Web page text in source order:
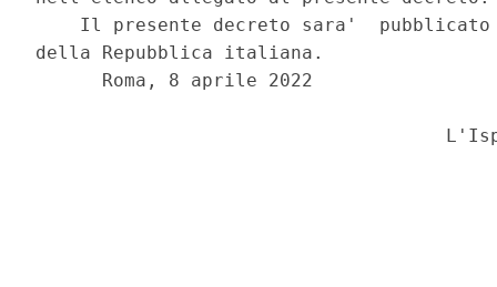
Il presente decreto sara'
della Repubblica italiana.
      Roma, 8 aprile 2022